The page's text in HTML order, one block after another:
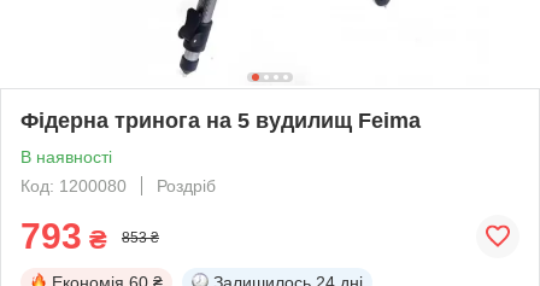
Фідерна тринога на 5 вудилищ Feima
В наявності
Код: 1200080
Роздріб
793 ₴ 853 ₴
Економія 60 ₴ Залишилось 24 дні